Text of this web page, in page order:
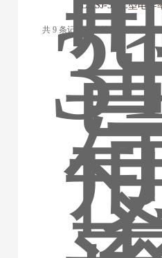
DDSJ-319L型电导
共 9 条记录，当前 1 / 1 页 首